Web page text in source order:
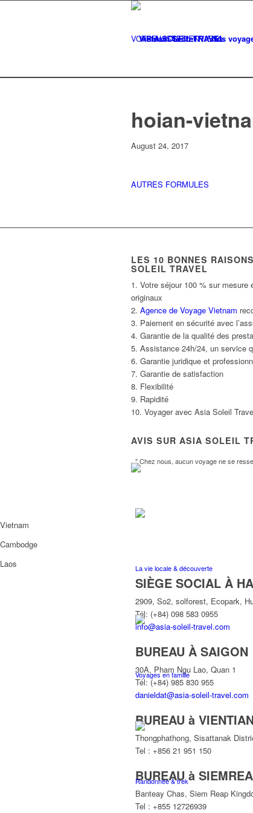
Vietnam Secret Nos
" Chez nous, aucun voyage ne se
La vie locale & découverte
Voyages en famille
Randonnée & trek
VOTRE LISTED'ENVIES0
hoian-
August 24, 2017
AUTRES FORMULES
LES 10 BONNES
SOLEIL TRAVEL
1. Votre séjour 100 % sur
originaux
2. Agence de Voyage Vietnam
3. Paiement en sécurité avec
4. Garantie de la qualité des
5. Assistance 24h/24, un service
6. Garantie juridique et
7. Garantie de satisfaction
8. Flexibilité
9. Rapidité
10. Voyager avec Asia Soleil
AVIS SUR ASIA SOLEIL
Vietnam
Cambodge
Laos
SIÈGE SOCIAL À
2909, So2, solforest, Ecopark,
Tél: (+84) 098 583 0955
info@asia-soleil-travel.com
BUREAU À SAIGON
30A, Pham Ngu Lao, Quan 1
Tél: (+84) 985 830 955
danieldat@asia-soleil-travel.com
BUREAU à
Thongphathong, Sisattanak
Tel : +856 21 951 150
BUREAU à
Banteay Chas, Siem Reap
Tel : +855 12726939